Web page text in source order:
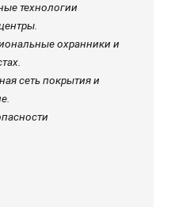
технологии
охранники и
сеть покрытия и